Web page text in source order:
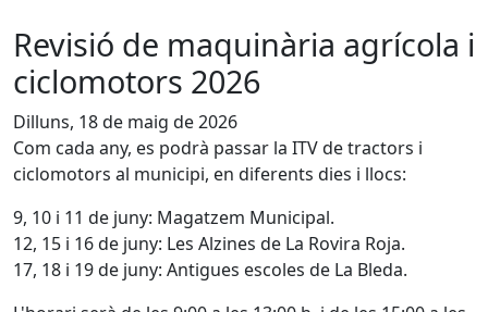
Revisió de maquinària agrícola i
ciclomotors 2026
Dilluns, 18 de maig de 2026
Com cada any, es podrà passar la ITV de tractors i
ciclomotors al municipi, en diferents dies i llocs:
9, 10 i 11 de juny: Magatzem Municipal.
12, 15 i 16 de juny: Les Alzines de La Rovira Roja.
17, 18 i 19 de juny: Antigues escoles de La Bleda.